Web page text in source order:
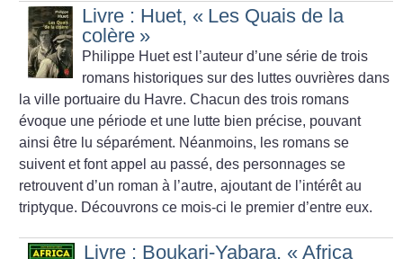
Livre : Huet, « Les Quais de la
colère »
Philippe Huet est l’auteur d’une série de trois
romans historiques sur des luttes ouvrières dans
la ville portuaire du Havre. Chacun des trois romans
évoque une période et une lutte bien précise, pouvant
ainsi être lu séparément. Néanmoins, les romans se
suivent et font appel au passé, des personnages se
retrouvent d’un roman à l’autre, ajoutant de l’intérêt au
triptyque. Découvrons ce mois-ci le premier d’entre eux.
Livre : Boukari-Yabara, « Africa